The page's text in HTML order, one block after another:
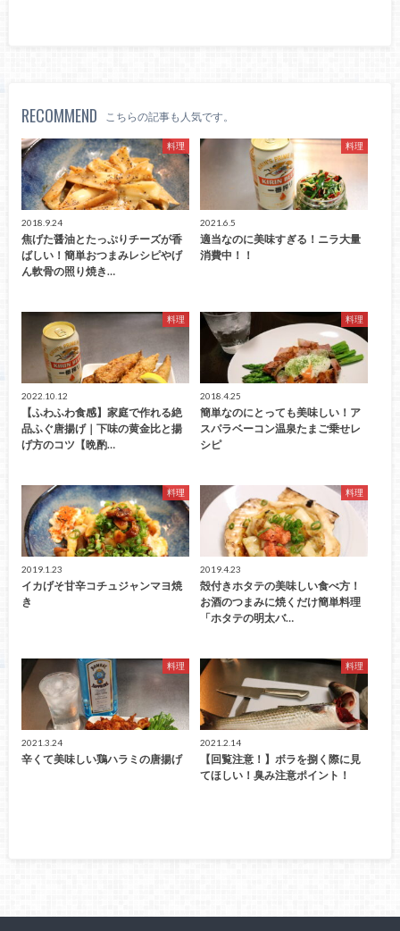
RECOMMEND こちらの記事も人気です。
料理
2018.9.24
焦げた醤油とたっぷりチーズが香
ばしい！簡単おつまみレシピやげ
ん軟骨の照り焼き…
料理
2021.6.5
適当なのに美味すぎる！ニラ大量
消費中！！
料理
2022.10.12
【ふわふわ食感】家庭で作れる絶
品ふぐ唐揚げ｜下味の黄金比と揚
げ方のコツ【晩酌…
料理
2018.4.25
簡単なのにとっても美味しい！ア
スパラベーコン温泉たまご乗せレ
シピ
料理
2019.1.23
イカげそ甘辛コチュジャンマヨ焼
き
料理
2019.4.23
殻付きホタテの美味しい食べ方！
お酒のつまみに焼くだけ簡単料理
「ホタテの明太バ…
料理
2021.3.24
辛くて美味しい鶏ハラミの唐揚げ
料理
2021.2.14
【回覧注意！】ボラを捌く際に見
てほしい！臭み注意ポイント！